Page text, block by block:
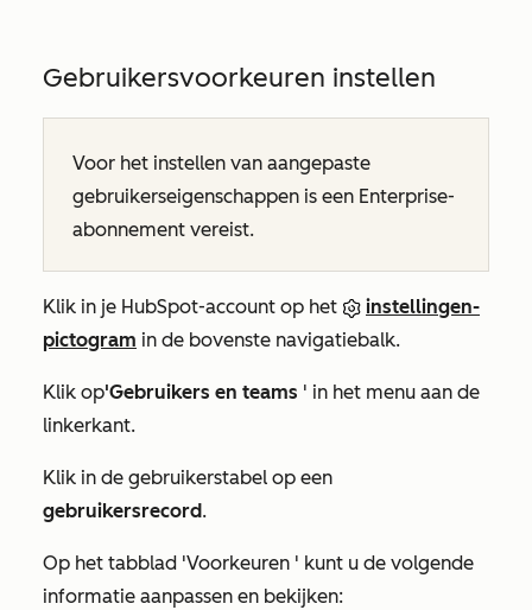
Gebruikersvoorkeuren instellen
Voor het instellen van aangepaste
gebruikerseigenschappen is een Enterprise-
abonnement vereist.
Klik in je HubSpot-account op het
instellingen-
pictogram in de bovenste navigatiebalk.
Klik op'Gebruikers en teams ' in het menu aan de
linkerkant.
Klik in de gebruikerstabel op een
gebruikersrecord.
Op het tabblad 'Voorkeuren ' kunt u de volgende
informatie aanpassen en bekijken: